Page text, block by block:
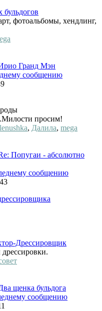
фотоальбомы, хендлинг,
Гранд Мэн
сообщению
просим!
, Далила, mega
Попугаи - абсолютно
сообщению
Дрессировщик
щенка бульдога
сообщению